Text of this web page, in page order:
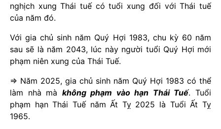
nghịch xung Thái tuế có tuổi xung đối với Thái tuế
của năm đó.
Với gia chủ sinh năm Quý Hợi 1983, chu kỳ 60 năm
sau sẽ là năm 2043, lúc này người tuổi Quý Hợi mới
phạm niên xung của Thái Tuế.
=> Năm 2025, gia chủ sinh năm Quý Hợi 1983 có thể
làm nhà mà không phạm vào hạn Thái Tuế. Tuổi
phạm hạn Thái Tuế năm Ất Tỵ 2025 là Tuổi Ất Tỵ
1965.